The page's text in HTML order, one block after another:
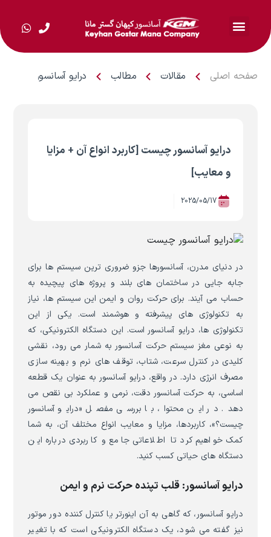
صفحه اصلی مقالات مطالب درایو آسانسور چیست
درایو آسانسور چیست [کاربرد انواع آن + مزایا
و معایب]
2025/05/17
در دنیای مدرن، آسانسورها جزو ضروری ترین سیستم ها برای
جابه جایی در ساختمان های بلند و پروژه های پیچیده به
حساب می آیند. برای حرکت روان و ایمن این سیستم ها، نیاز
به تکنولوژی های پیشرفته و هوشمند است. یکی از این
تکنولوژی ها، درایو آسانسور است. این دستگاه الکترونیکی، که
به نوعی مغز سیستم حرکت آسانسور به شمار می رود، نقشی
کلیدی در کنترل سرعت، شتاب، توقف های نرم و بهینه سازی
مصرف انرژی دارد. در واقع، درایو آسانسور به عنوان یک قطعه
اساسی، به حرکت آسانسور دقت، نرمی و عملکرد بی نقص می
دهد. در این محتوا، با بررسی مفصل «درایو آسانسور
چیست؟»، کاربردها، مزایا و معایب انواع مختلف آن، به شما
کمک خواهیم کرد تا اطلاعاتی جامع و کاربردی درباره این
دستگاه های حیاتی کسب کنید.
درایو آسانسور: قلب تپنده حرکت نرم و ایمن
درایو آسانسور، که گاهی به آن اینورتر یا کنترل کننده دور موتور
نیز گفته می شود، یک دستگاه الکترونیکی است که با تغییر